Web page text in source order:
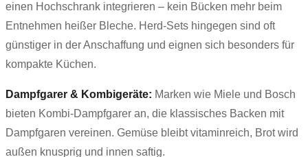
einen Hochschrank integrieren – kein Bücken mehr beim
Entnehmen heißer Bleche. Herd-Sets hingegen sind oft
günstiger in der Anschaffung und eignen sich besonders für
kompakte Küchen.
Dampfgarer & Kombigeräte: Marken wie Miele und Bosch
bieten Kombi-Dampfgarer an, die klassisches Backen mit
Dampfgaren vereinen. Gemüse bleibt vitaminreich, Brot wird
außen knusprig und innen saftig.